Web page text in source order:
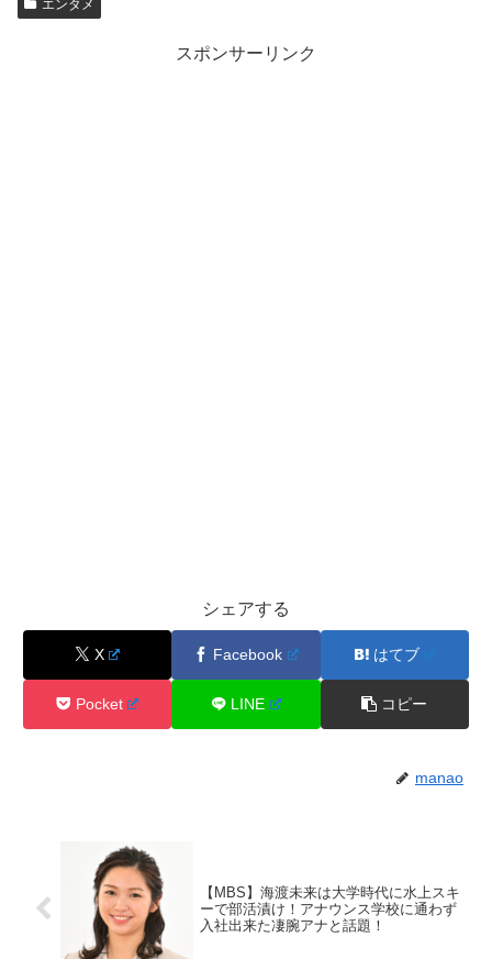
エンタメ
スポンサーリンク
シェアする
X Facebook はてブ
Pocket LINE コピー
manao
【MBS】海渡未来は大学時代に水上スキ
ーで部活漬け！アナウンス学校に通わず
入社出来た凄腕アナと話題！